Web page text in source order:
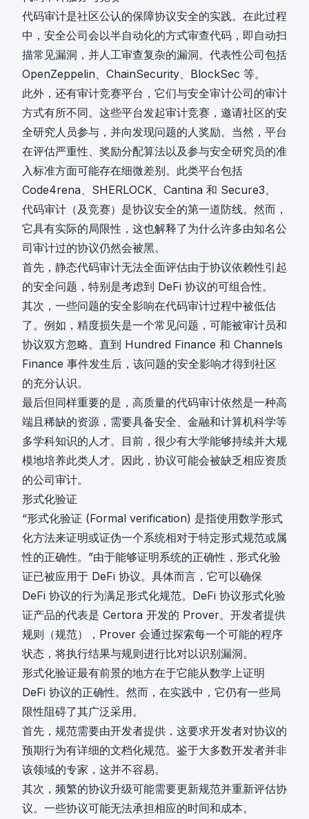
代码审计是社区公认的保障协议安全的实践。在此过程
中，安全公司会以半自动化的方式审查代码，即自动扫
描常见漏洞，并人工审查复杂的漏洞。代表性公司包括
OpenZeppelin
ChainSecurity BlockSec 等。
此外，还有审计竞赛平台，它们与安全审计公司的审计
方式有所不同。这些平台发起审计竞赛，邀请社区的安
全研究人员参与，并向发现问题的人奖励。当然，平台
在评估严重性、奖励分配算法以及参与安全研究员的准
入标准方面可能存在细微差别。此类平台包括
Code4rena
SHERLOCK Cantina 和 Secure3。
代码审计（及竞赛）是协议安全的第一道防线。然而，
它具有实际的局限性，这也解释了为什么许多由知名公
司审计过的协议仍然会被黑。
首先，静态代码审计无法全面评估由于协议依赖性引起
的安全问题，特别是考虑到 DeFi 协议的可组合性。
其次，一些问题的安全影响在代码审计过程中被低估
了。例如，精度损失是一个常见问题，可能被审计员和
协议双方忽略。直到 Hundred Finance 和 Channels
Finance 事件发生后，该问题的安全影响才得到社区
的充分认识。
最后但同样重要的是，高质量的代码审计依然是一种高
端且稀缺的资源，需要具备安全、金融和计算机科学等
多学科知识的人才。目前，很少有大学能够持续并大规
模地培养此类人才。因此，协议可能会被缺乏相应资质
的公司审计。
形式化验证
“形式化验证 (Formal verification) 是指使用数学形式
化方法来证明或证伪一个系统相对于特定形式规范或属
性的正确性。”由于能够证明系统的正确性，形式化验
证已被应用于 DeFi 协议。具体而言，它可以确保
DeFi 协议的行为满足形式化规范。DeFi 协议形式化验
证产品的代表是 Certora 开发的 Prover。开发者提供
规则（规范），Prover 会通过探索每一个可能的程序
状态，将执行结果与规则进行比对以识别漏洞。
形式化验证最有前景的地方在于它能从数学上证明
DeFi 协议的正确性。然而，在实践中，它仍有一些局
限性阻碍了其广泛采用。
首先，规范需要由开发者提供，这要求开发者对协议的
预期行为有详细的文档化规范。鉴于大多数开发者并非
该领域的专家，这并不容易。
其次，频繁的协议升级可能需要更新规范并重新评估协
议。一些协议可能无法承担相应的时间和成本。